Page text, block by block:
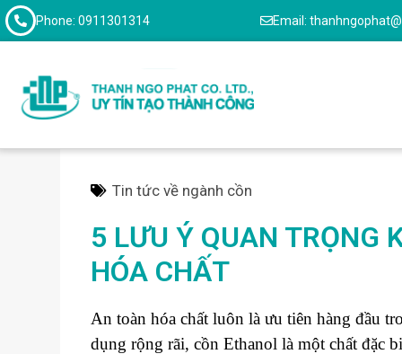
Phone: 0911301314 Email:
Tin tức về ngành cồn
5 LƯU Ý QUAN TRỌNG
HÓA CHẤT
An toàn hóa chất luôn là ưu tiên hàng đầu
dụng rộng rãi, cồn Ethanol là một chất đặc